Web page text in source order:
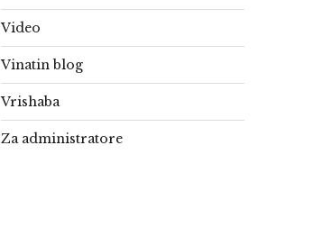
Video
Vinatin blog
Vrishaba
Za administratore